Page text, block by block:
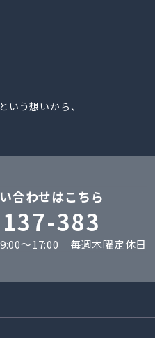
う想いから、
合わせはこちら
383
〜17:00 毎週木曜定休日